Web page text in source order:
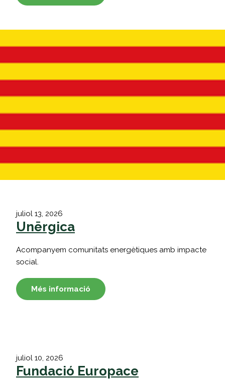
juliol 13, 2026
Unērgica
Acompanyem comunitats energètiques amb impacte
social.
Més informació
juliol 10, 2026
Fundació Europace